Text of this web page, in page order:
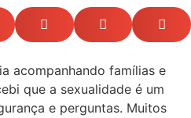
acompanhando famílias e
que a sexualidade é um
e perguntas. Muitos